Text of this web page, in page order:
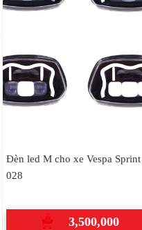
Đèn led M cho xe Vespa Sprint
028
3,500,000